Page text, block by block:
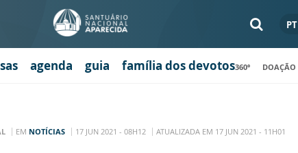
PT
agenda guia família dos devotos360º DOAÇÃO
EM NOTÍCIAS 17 JUN 2021 - 08H12 ATUALIZADA EM 17 JUN 2021 - 11H01